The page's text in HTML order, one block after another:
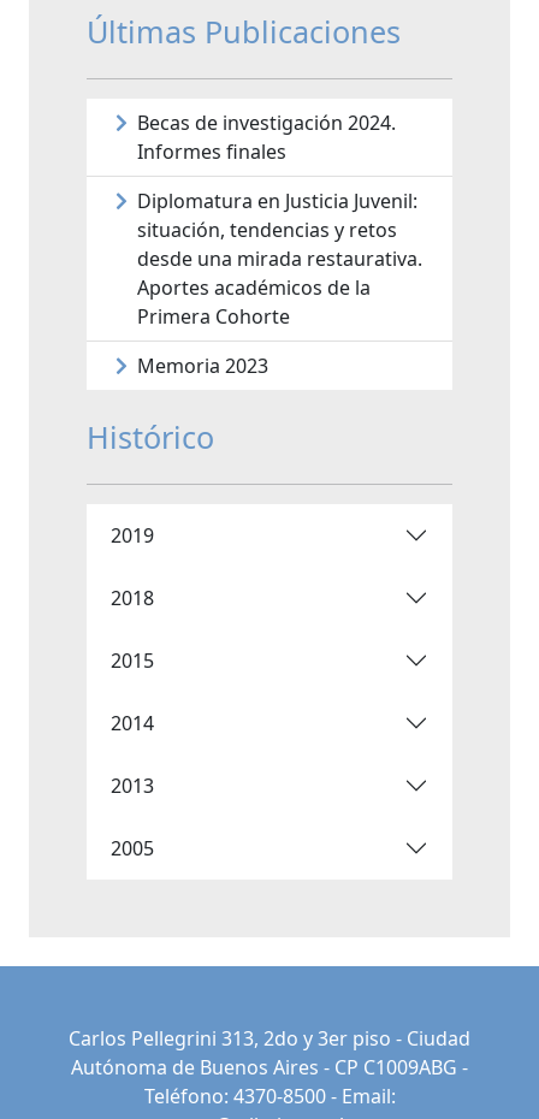
Últimas Publicaciones
Becas de investigación 2024.
Informes finales
Diplomatura en Justicia Juvenil:
situación, tendencias y retos
desde una mirada restaurativa.
Aportes académicos de la
Primera Cohorte
Memoria 2023
Histórico
2019
2018
2015
2014
2013
2005
Carlos Pellegrini 313, 2do y 3er piso - Ciudad
Autónoma de Buenos Aires - CP C1009ABG -
Teléfono: 4370-8500 - Email: